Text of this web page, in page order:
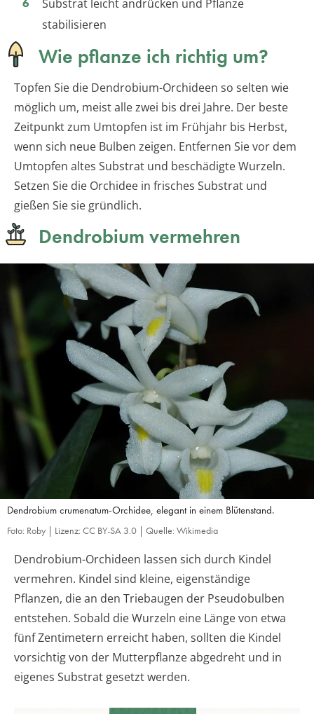
Substrat leicht andrücken und Pflanze
stabilisieren
Wie pflanze ich richtig um?
Topfen Sie die Dendrobium-Orchideen so selten wie
möglich um, meist alle zwei bis drei Jahre. Der beste
Zeitpunkt zum Umtopfen ist im Frühjahr bis Herbst,
wenn sich neue Bulben zeigen. Entfernen Sie vor dem
Umtopfen altes Substrat und beschädigte Wurzeln.
Setzen Sie die Orchidee in frisches Substrat und
gießen Sie sie gründlich.
Dendrobium vermehren
Dendrobium crumenatum-Orchidee, elegant in einem Blütenstand.
Foto: Roby | Lizenz: CC BY-SA 3.0 | Quelle: Wikimedia
Dendrobium-Orchideen lassen sich durch Kindel
vermehren. Kindel sind kleine, eigenständige
Pflanzen, die an den Triebaugen der Pseudobulben
entstehen. Sobald die Wurzeln eine Länge von etwa
fünf Zentimetern erreicht haben, sollten die Kindel
vorsichtig von der Mutterpflanze abgedreht und in
eigenes Substrat gesetzt werden.